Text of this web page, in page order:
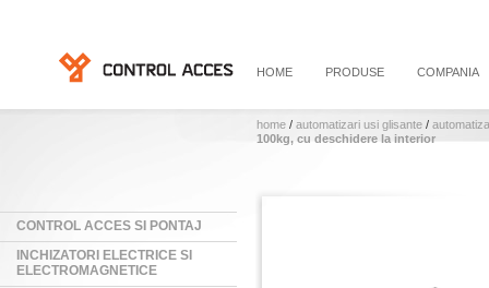
HOME PRODUSE COMPANIA
home / automatizari usi glisante /
100kg, cu deschidere la interior
CONTROL ACCES SI PONTAJ
INCHIZATORI ELECTRICE SI
ELECTROMAGNETICE